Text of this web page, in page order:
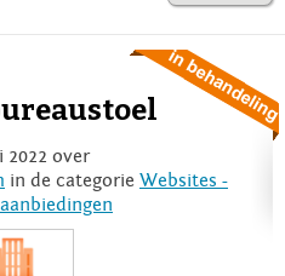
2022 over
in de categorie Websites -